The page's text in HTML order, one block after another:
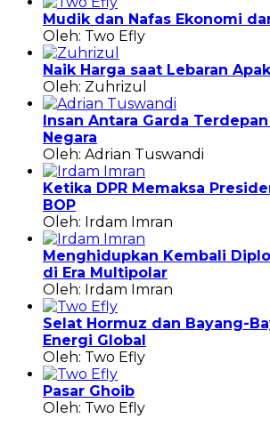
Mudik dan Nafas Ekonomi
Oleh: Two Efly
Naik Harga saat Lebaran
Oleh: Zuhrizul
Insan Antara Garda
Negara
Oleh: Adrian Tuswandi
Ketika DPR Memaksa
BOP
Oleh: Irdam Imran
Menghidupkan Kembali
di Era Multipolar
Oleh: Irdam Imran
Selat Hormuz dan Bayang-
Energi Global
Oleh: Two Efly
Pasar Ghoib
Oleh: Two Efly